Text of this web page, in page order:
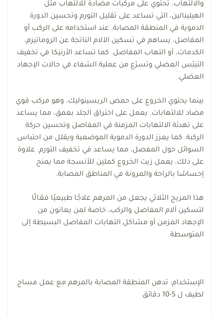
والالتهاب. تحتوي على مركبات مضادة للالتهاب مثل
الهيلينالين، التي تساعد على تقليل التورم وتحسين الدورة
الدموية في المنطقة المصابة. عند استخدامه على الركب أو
المفاصل، يساهم في تسكين الآلام الناتجة عن الروماتيزم،
الكدمات، أو التهاب المفاصل. كما تساعد الأرنيكا في تخفيف
التيبّس العضلي وتسرّع من عملية الشفاء في حالات الإجهاد
العضلي.
بينما يحتوي الخروع على حمض الريسينوليك، وهو مركب قوي
مضاد للالتهابات. يعمل على اختراق الجلد بعمق، مما يساعد
على تهدئة الالتهابات المزمنة في المفاصل وتحسين حركة
الركبة. كما يعزز الدورة الدموية الموضعية ويقلل من احتباس
السوائل حول المفصل، مما يساعد في تخفيف التورم. علاوة
على ذلك، يعمل زيت الخروع كملين للأنسجة مما يمنح
إحساسًا بالراحة والمرونة في المناطق المصابة.
هذا المزيج الثلاثي يجعل من المرهم علاجًا طبيعيًا فعّالًا
لتسكين آلام المفاصل والركب، خاصة لمن يعانون من
الإجهاد المزمن أو مشاكل التهابات المفاصل البسيطة إلى
المتوسطة.
الإستخدام: تدهن المنطقة المصابة بالمرهم مع عمل مساج
لطيف ل 5-10 دقائق